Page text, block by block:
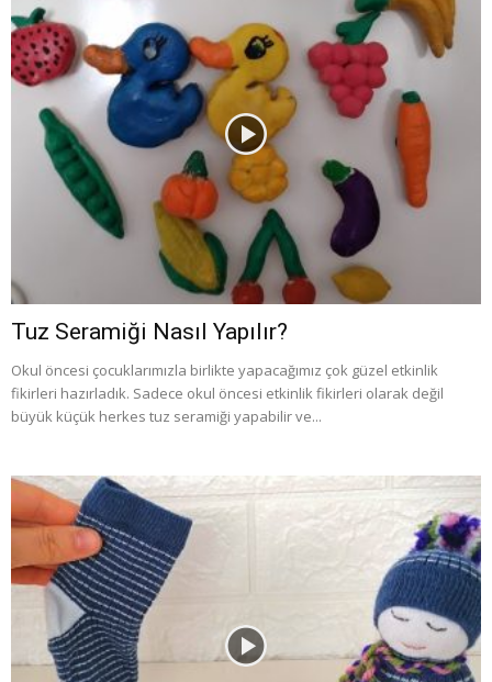
Tuz Seramiği Nasıl Yapılır?
Okul öncesi çocuklarımızla birlikte yapacağımız çok güzel etkinlik
fikirleri hazırladık. Sadece okul öncesi etkinlik fikirleri olarak değil
büyük küçük herkes tuz seramiği yapabilir ve...